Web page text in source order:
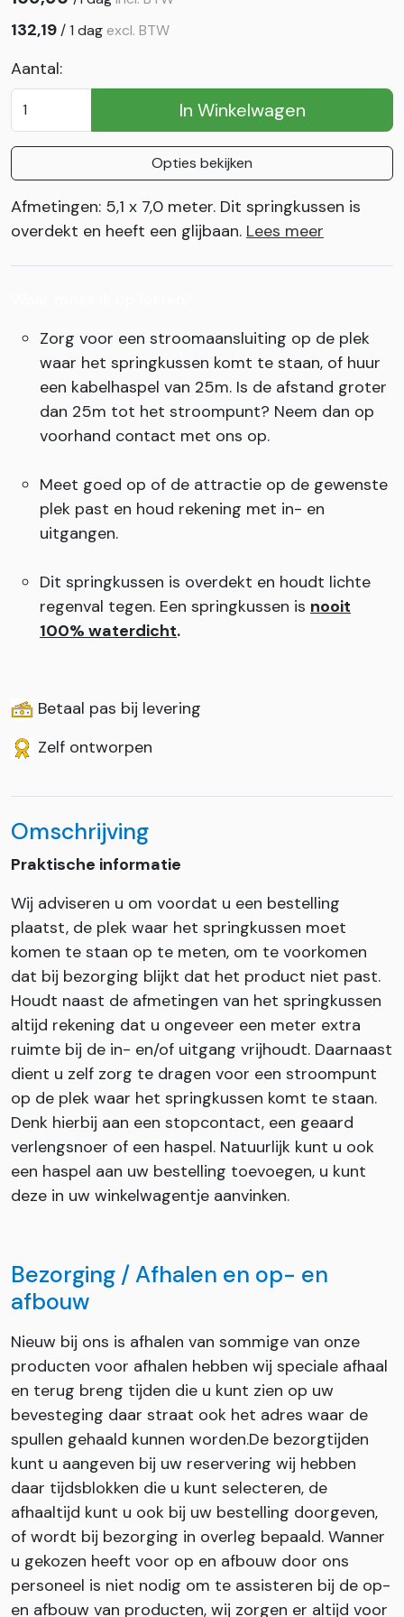
132,19/1 dag excl. BTW
Aantal:
In Winkelwagen
Opties bekijken
Afmetingen: 5,1 x 7,0 meter. Dit springkussen is
overdekt en heeft een glijbaan. Lees meer
Zorg voor een stroomaansluiting op de plek
waar het springkussen komt te staan, of huur
een kabelhaspel van 25m. Is de afstand groter
dan 25m tot het stroompunt? Neem dan op
voorhand contact met ons op.
Meet goed op of de attractie op de gewenste
plek past en houd rekening met in- en
uitgangen.
Dit springkussen is overdekt en houdt lichte
regenval tegen. Een springkussen is nooit
100% waterdicht.
Betaal pas bij levering
Zelf ontworpen
Omschrijving
Praktische informatie
Wij adviseren u om voordat u een bestelling
plaatst, de plek waar het springkussen moet
komen te staan op te meten, om te voorkomen
dat bij bezorging blijkt dat het product niet past.
Houdt naast de afmetingen van het springkussen
altijd rekening dat u ongeveer een meter extra
ruimte bij de in- en/of uitgang vrijhoudt. Daarnaast
dient u zelf zorg te dragen voor een stroompunt
op de plek waar het springkussen komt te staan.
Denk hierbij aan een stopcontact, een geaard
verlengsnoer of een haspel. Natuurlijk kunt u ook
een haspel aan uw bestelling toevoegen, u kunt
deze in uw winkelwagentje aanvinken.
Bezorging / Afhalen en op- en
afbouw
Nieuw bij ons is afhalen van sommige van onze
producten voor afhalen hebben wij speciale afhaal
en terug breng tijden die u kunt zien op uw
bevesteging daar straat ook het adres waar de
spullen gehaald kunnen worden.De bezorgtijden
kunt u aangeven bij uw reservering wij hebben
daar tijdsblokken die u kunt selecteren, de
afhaaltijd kunt u ook bij uw bestelling doorgeven,
of wordt bij bezorging in overleg bepaald. Wanner
u gekozen heeft voor op en afbouw door ons
personeel is niet nodig om te assisteren bij de op-
en afbouw van producten, wij zorgen er altijd voor